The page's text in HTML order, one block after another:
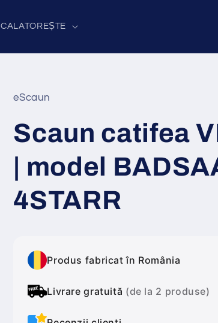
CALATOREȘTE
eScaun
Scaun catifea
| model
4STARR
Produs fabricat în România
Livrare gratuită (de la 2 produse)